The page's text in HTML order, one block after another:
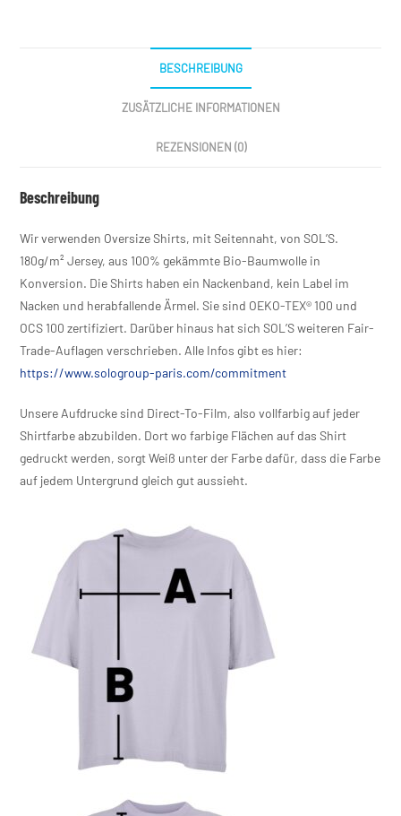
BESCHREIBUNG
ZUSÄTZLICHE INFORMATIONEN
REZENSIONEN (0)
Beschreibung
Wir verwenden Oversize Shirts, mit Seitennaht, von SOL’S.
180g/m² Jersey, aus 100% gekämmte Bio-Baumwolle in
Konversion. Die Shirts haben ein Nackenband, kein Label im
Nacken und herabfallende Ärmel. Sie sind OEKO-TEX® 100 und
OCS 100 zertifiziert. Darüber hinaus hat sich SOL’S weiteren Fair-
Trade-Auflagen verschrieben. Alle Infos gibt es hier:
https://www.sologroup-paris.com/commitment
Unsere Aufdrucke sind Direct-To-Film, also vollfarbig auf jeder
Shirtfarbe abzubilden. Dort wo farbige Flächen auf das Shirt
gedruckt werden, sorgt Weiß unter der Farbe dafür, dass die Farbe
auf jedem Untergrund gleich gut aussieht.